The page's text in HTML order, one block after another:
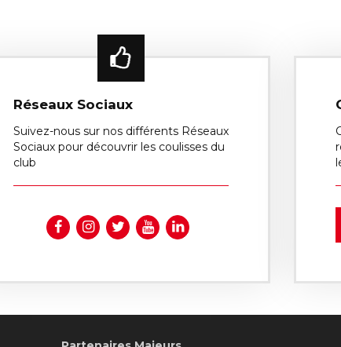
Réseaux Sociaux
Suivez-nous sur nos différents Réseaux
Sociaux pour découvrir les coulisses du
club